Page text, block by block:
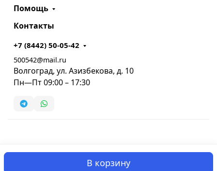
В корзину
Помощь
Контакты
+7 (8442) 50-05-42
500542@mail.ru
Волгоград, ул. Азизбекова, д. 10
Пн—Пт 09:00 – 17:30